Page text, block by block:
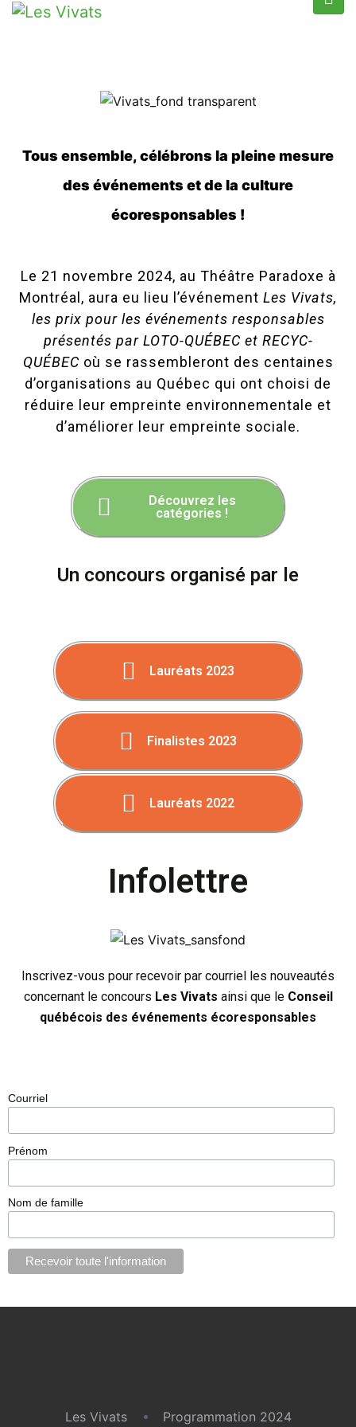
Tous ensemble, célébrons la pleine mesure
des événements et de la culture
écoresponsables !
Le 21 novembre 2024, au Théâtre Paradoxe à
Montréal, aura eu lieu l’événement Les Vivats,
les prix pour les événements responsables
présentés par LOTO-QUÉBEC et RECYC-
QUÉBECoù se rassembleront des centaines
d’organisations au Québec qui ont choisi de
réduire leur empreinte environnementale et
d’améliorer leur empreinte sociale.
Découvrez les
catégories !
Un concours organisé par le
Lauréats 2023
Finalistes 2023
Lauréats 2022
Infolettre
Inscrivez-vous pour recevoir par courriel les nouveautés
concernant le concours Les Vivats ainsi que le Conseil
québécois des événements écoresponsables
Courriel
Prénom
Nom de famille
Les Vivats Programmation 2024